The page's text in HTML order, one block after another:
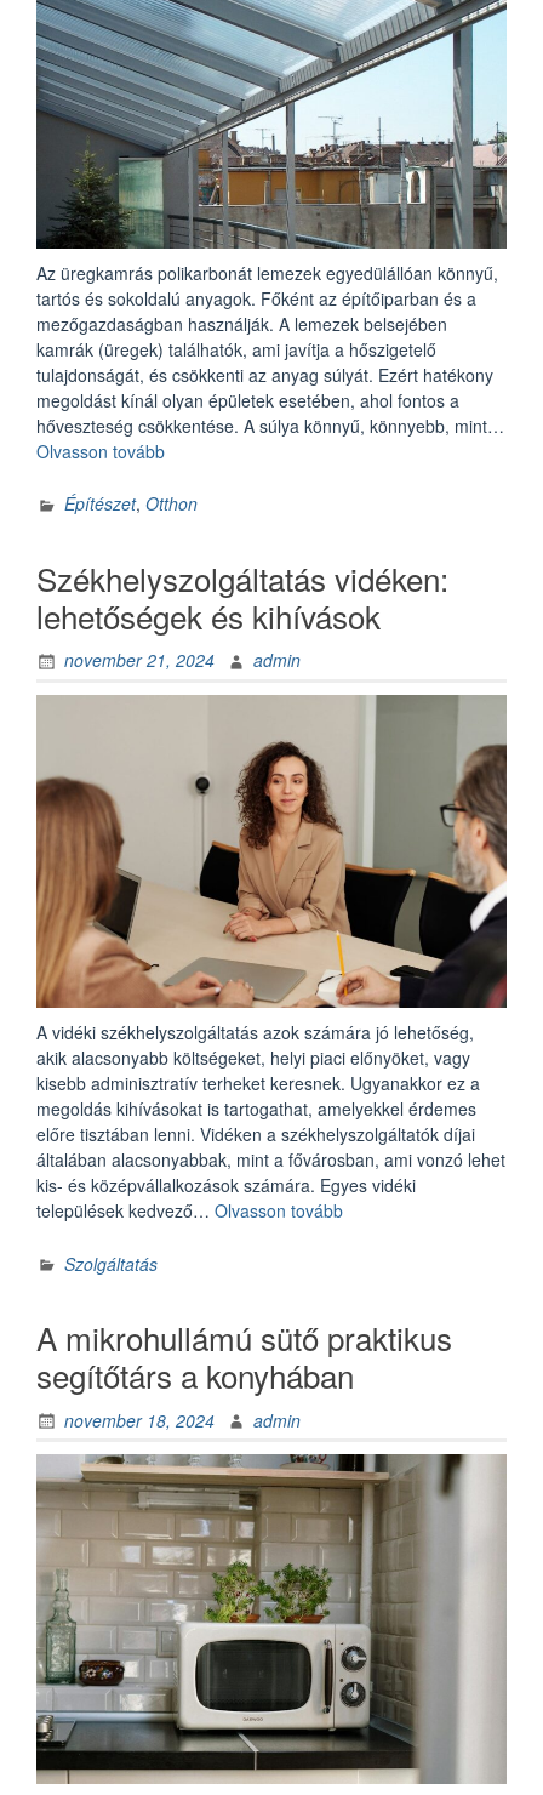
Az üregkamrás polikarbonát lemezek egyedülállóan könnyű,
tartós és sokoldalú anyagok. Főként az építőiparban és a
mezőgazdaságban használják. A lemezek belsejében
kamrák (üregek) találhatók, ami javítja a hőszigetelő
tulajdonságát, és csökkenti az anyag súlyát. Ezért hatékony
megoldást kínál olyan épületek esetében, ahol fontos a
hőveszteség csökkentése. A súlya könnyű, könnyebb, mint…
Olvasson tovább„Az
polikarbonát
Építészet, Otthon
Székhelyszolgáltatás vidéken:
lehetőségek és kihívások
november 21, 2024 admin
A vidéki székhelyszolgáltatás azok számára jó lehetőség,
akik alacsonyabb költségeket, helyi piaci előnyöket, vagy
kisebb adminisztratív terheket keresnek. Ugyanakkor ez a
megoldás kihívásokat is tartogathat, amelyekkel érdemes
előre tisztában lenni. Vidéken a székhelyszolgáltatók díjai
általában alacsonyabbak, mint a fővárosban, ami vonzó lehet
kis- és középvállalkozások számára. Egyes vidéki
települések kedvező… Olvasson tovább„Székhelyszolgáltatás
Szolgáltatás
A mikrohullámú sütő praktikus
segítőtárs a konyhában
november 18, 2024 admin